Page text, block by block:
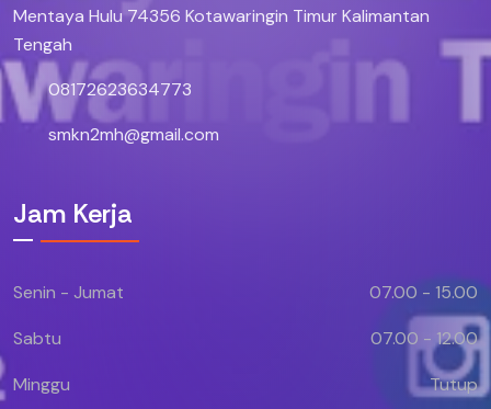
Mentaya Hulu 74356 Kotawaringin Timur Kalimantan
Tengah
08172623634773
smkn2mh@gmail.com
Jam Kerja
Senin - Jumat
07.00 - 15.00
Sabtu
07.00 - 12.00
Minggu
Tutup